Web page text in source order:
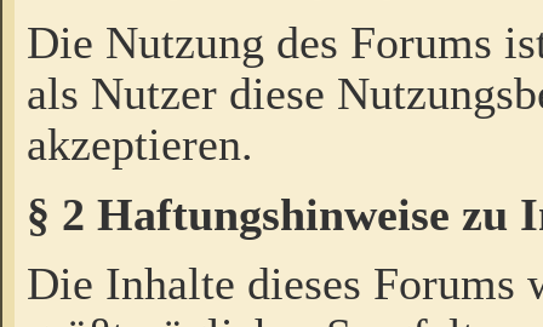
Die Nutzung des Forums
als Nutzer diese
akzeptieren.
§ 2 Haftungshinweise zu
Die Inhalte dieses Forums